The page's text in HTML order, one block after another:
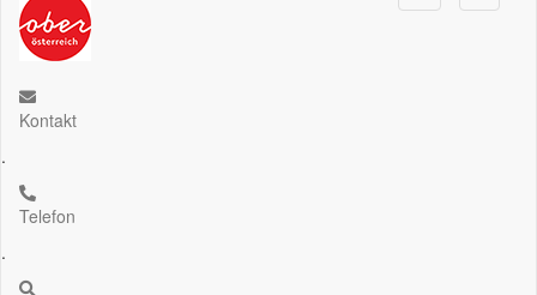
Kontakt
.
Telefon
.